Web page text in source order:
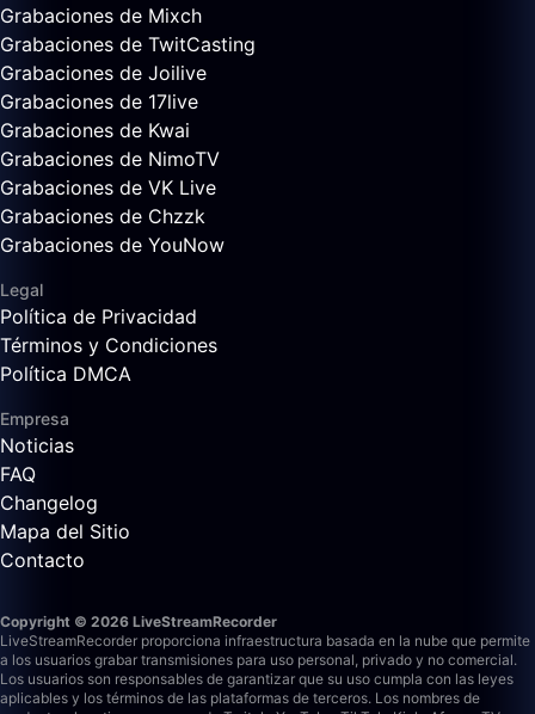
Grabaciones de Mixch
Grabaciones de TwitCasting
Grabaciones de Joilive
Grabaciones de 17live
Grabaciones de Kwai
Grabaciones de NimoTV
Grabaciones de VK Live
Grabaciones de Chzzk
Grabaciones de YouNow
Legal
Política de Privacidad
Términos y Condiciones
Política DMCA
Empresa
Noticias
FAQ
Changelog
Mapa del Sitio
Contacto
Copyright © 2026 LiveStreamRecorder
LiveStreamRecorder proporciona infraestructura basada en la nube que permite
a los usuarios grabar transmisiones para uso personal, privado y no comercial.
Los usuarios son responsables de garantizar que su uso cumpla con las leyes
aplicables y los términos de las plataformas de terceros. Los nombres de